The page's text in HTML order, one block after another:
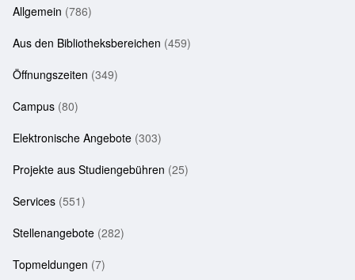
Allgemein (786)
Aus den Bibliotheksbereichen (459)
Öffnungszeiten (349)
Campus (80)
Elektronische Angebote (303)
Projekte aus Studiengebühren (25)
Services (551)
Stellenangebote (282)
Topmeldungen (7)